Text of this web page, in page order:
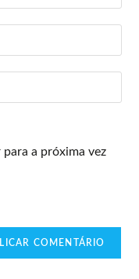
para a próxima vez